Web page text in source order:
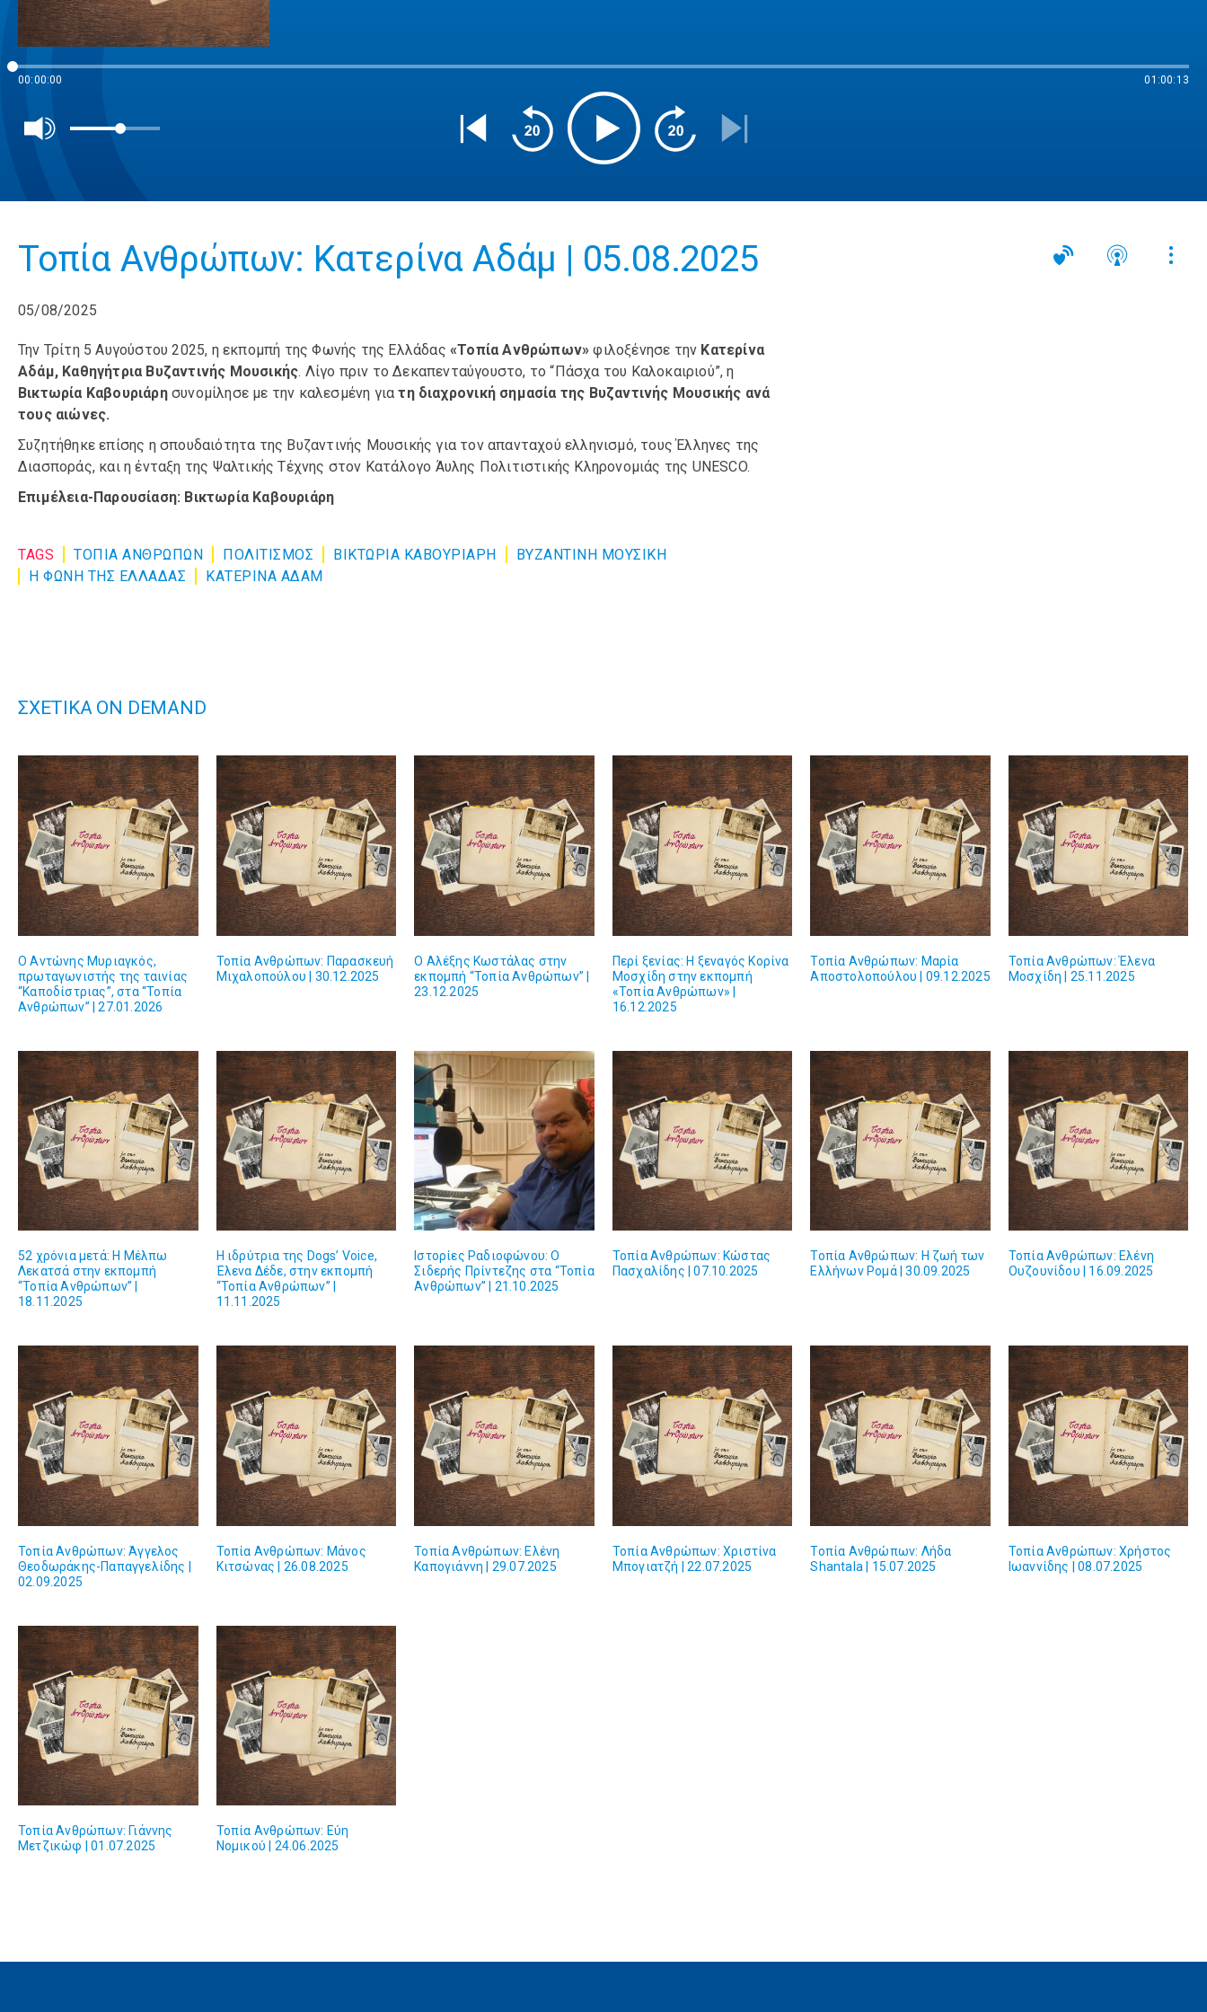
00:00:00 01:00:13
Τοπία Ανθρώπων: Κατερίνα Αδάμ | 05.08.2025
05/08/2025
Την Τρίτη 5 Αυγούστου 2025, η εκπομπή της Φωνής της Ελλάδας«Τοπία Ανθρώπων»φιλοξένησε την Κατερίνα
Αδάμ, Καθηγήτρια Βυζαντινής Μουσικής. Λίγο πριν το Δεκαπενταύγουστο, το “Πάσχα του Καλοκαιριού”, η
Βικτωρία Καβουριάρησυνομίλησε με την καλεσμένη γιατη διαχρονική σημασία της Βυζαντινής Μουσικής ανά
τους αιώνες.
Συζητήθηκε επίσης η σπουδαιότητα της Βυζαντινής Μουσικής για τον απανταχού ελληνισμό, τους Έλληνες της
Διασποράς, και η ένταξη της Ψαλτικής Τέχνης στον Κατάλογο Άυλης Πολιτιστικής Κληρονομιάς της UNESCO.
Επιμέλεια-Παρουσίαση: Βικτωρία Καβουριάρη
TAGS ΤΟΠΙΑ ΑΝΘΡΩΠΩΝ ΠΟΛΙΤΙΣΜΌΣ ΒΙΚΤΩΡΙΑ ΚΑΒΟΥΡΙΑΡΗ
ΒΥΖΑΝΤΙΝΗ ΜΟΥΣΙΚΗ
Η ΦΩΝΗ ΤΗΣ ΕΛΛΑΔΑΣ
ΚΑΤΕΡΙΝΑ ΑΔΑΜ
ΣΧΕΤΙΚΑ ON DEMAND
O Αντώνης Μυριαγκός,
πρωταγωνιστής της ταινίας
“Καποδίστριας”, στα “Τοπία
Ανθρώπων” | 27.01.2026
Τοπία Ανθρώπων: Παρασκευή
Μιχαλοπούλου | 30.12.2025
Ο Αλέξης Κωστάλας στην
εκπομπή “Τοπία Ανθρώπων” |
23.12.2025
Περί ξενίας: Η ξεναγός Κορίνα
Μοσχίδη στην εκπομπή
«Τοπία Ανθρώπων» |
16.12.2025
Τοπία Ανθρώπων: Μαρία
Αποστολοπούλου | 09.12.2025
Τοπία Ανθρώπων: Έλενα
Μοσχίδη | 25.11.2025
52 χρόνια μετά: Η Μέλπω
Λεκατσά στην εκπομπή
“Τοπία Ανθρώπων” |
18.11.2025
Η ιδρύτρια της Dogs’ Voice,
Έλενα Δέδε, στην εκπομπή
“Τοπία Ανθρώπων” |
11.11.2025
Ιστορίες Ραδιοφώνου: Ο
Σιδερής Πρίντεζης στα “Τοπία
Ανθρώπων” | 21.10.2025
Τοπία Ανθρώπων: Κώστας
Πασχαλίδης | 07.10.2025
Τοπία Ανθρώπων: Η ζωή των
Ελλήνων Ρομά | 30.09.2025
Τοπία Ανθρώπων: Ελένη
Ουζουνίδου | 16.09.2025
Τοπία Ανθρώπων: Άγγελος
Θεοδωράκης-Παπαγγελίδης |
02.09.2025
Τοπία Ανθρώπων: Μάνος
Κιτσώνας | 26.08.2025
Τοπία Ανθρώπων: Ελένη
Καπογιάννη | 29.07.2025
Τοπία Ανθρώπων: Χριστίνα
Μπογιατζή | 22.07.2025
Τοπία Ανθρώπων: Λήδα
Shantala | 15.07.2025
Τοπία Ανθρώπων: Χρήστος
Ιωαννίδης | 08.07.2025
Τοπία Ανθρώπων: Γιάννης
Μετζικώφ | 01.07.2025
Τοπία Ανθρώπων: Εύη
Νομικού | 24.06.2025